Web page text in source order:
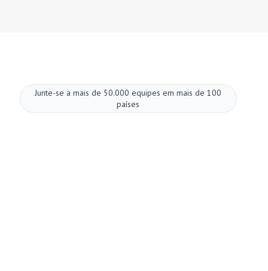
Junte-se a mais de 50.000 equipes em mais de 100
países